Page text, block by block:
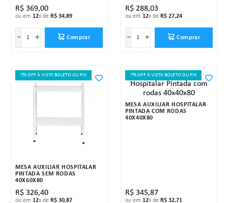
R$ 369,00
ou em 12x de R$ 34,89
＋
－ Comprar
R$ 288,03
ou em 12x de R$ 27,24
＋
－ Comprar
7% OFF À VISTA BOLETO OU PIX
MESA AUXILIAR HOSPITALAR
PINTADA SEM RODAS
40X60X80
R$ 326,40
ou em 12x de R$ 30,87
7% OFF À VISTA BOLETO OU PIX
MESA AUXILIAR HOSPITALAR
PINTADA COM RODAS
40X40X80
R$ 345,87
ou em 12x de R$ 32,71